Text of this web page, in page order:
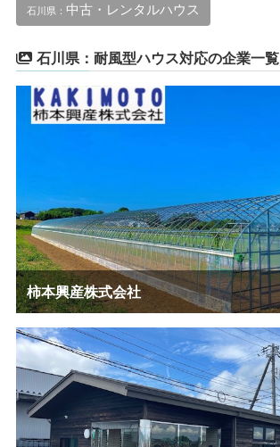
石川県： 中古・レンタルハウス
石川県：耐風型ハウス対応の企業一覧
柿本興産株式会社